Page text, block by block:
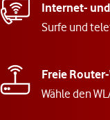
Internet-
Surfe und
Freie
Wähle den